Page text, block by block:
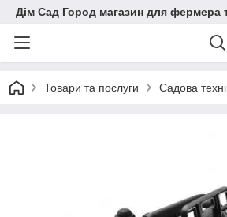
Дім Сад Город магазин для фермера
Товари та послуги Садова